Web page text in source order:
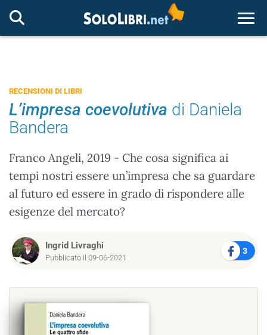
RECENSIONI DI LIBRI
L’impresa coevolutiva di Daniela
Bandera
Franco Angeli, 2019 - Che cosa significa ai
tempi nostri essere un’impresa che sa guardare
al futuro ed essere in grado di rispondere alle
esigenze del mercato?
Ingrid Livraghi
Pubblicato il 09-06-2021
3